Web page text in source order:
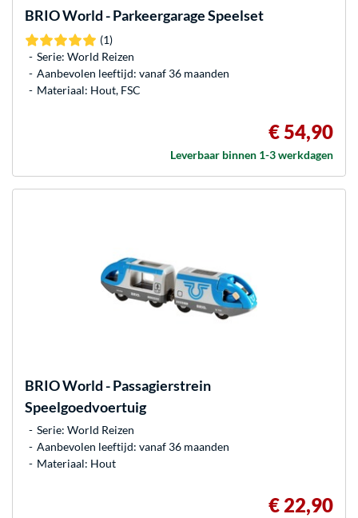
BRIOWorld - Parkeergarage Speelset
(1)
Serie: World Reizen
Aanbevolen leeftijd: vanaf 36 maanden
Materiaal: Hout, FSC
€ 54,90
Leverbaar binnen 1-3 werkdagen
BRIOWorld - Passagierstrein
Speelgoedvoertuig
Serie: World Reizen
Aanbevolen leeftijd: vanaf 36 maanden
Materiaal: Hout
€ 22,90